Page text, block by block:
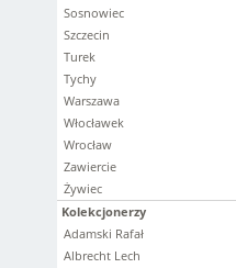
Sosnowiec
Szczecin
Turek
Tychy
Warszawa
Włocławek
Wrocław
Zawiercie
Żywiec
Kolekcjonerzy
Adamski Rafał
Albrecht Lech